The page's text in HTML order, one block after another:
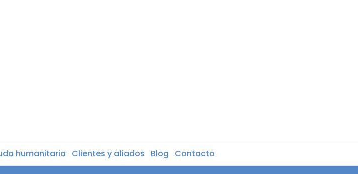
humanitaria Clientes y aliados Blog Contacto